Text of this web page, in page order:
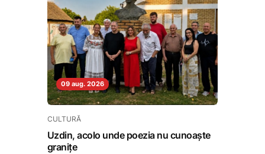
09 aug. 2026
CULTURĂ
Uzdin, acolo unde poezia nu cunoaște
granițe